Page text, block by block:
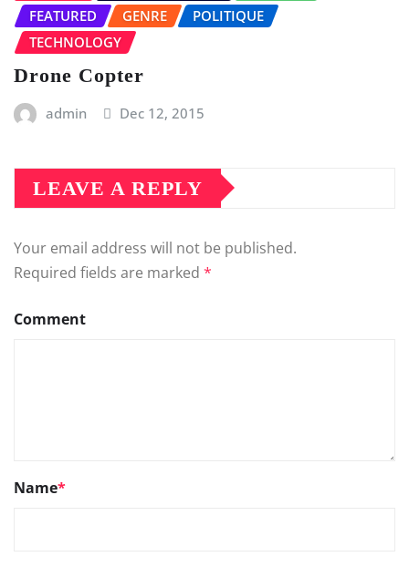
FEATURED
GENRE
POLITIQUE
TECHNOLOGY
Drone Copter
admin Dec 12, 2015
LEAVE A REPLY
Your email address will not be published.
Required fields are marked *
Comment
Name*